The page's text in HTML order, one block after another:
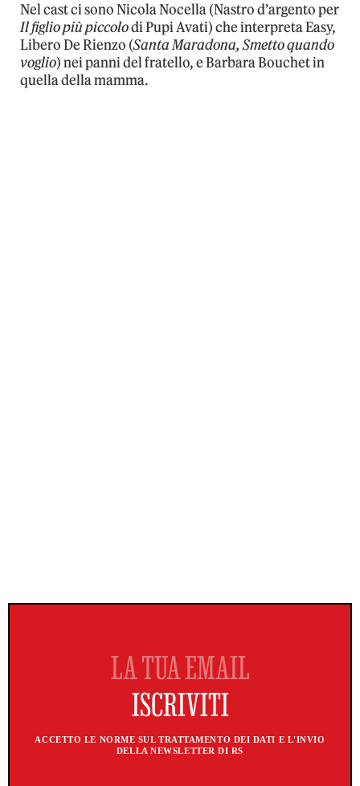
Nel cast ci sono Nicola Nocella (Nastro d’argento per
Il figlio più piccolodi Pupi Avati) che interpreta Easy,
Libero De Rienzo (Santa Maradona, Smetto quando
voglio) nei panni del fratello, e Barbara Bouchet in
quella della mamma.
ACCETTO LE NORME SUL TRATTAMENTO DEI DATI E L'INVIO
DELLA NEWSLETTER DI RS